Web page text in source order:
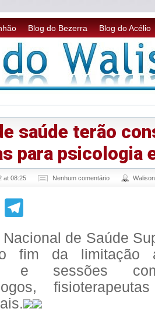
Blog do Bezerra Blog do Acélio
saúde terão
para psicologia
at 08:25 Nenhum comentário
WhatsApp
de Saúde
fim da limitação
e sessões